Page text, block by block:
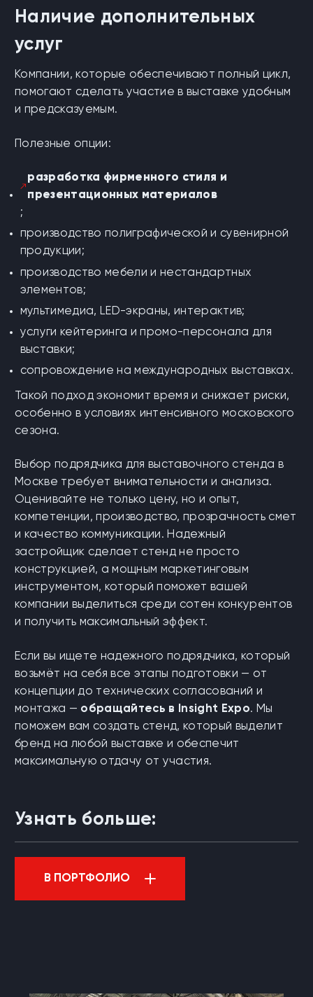
Наличие дополнительных
услуг
Компании, которые обеспечивают полный цикл,
помогают сделать участие в выставке удобным
и предсказуемым.
Полезные опции:
разработка фирменного стиля и
презентационных материалов
;
производство полиграфической и сувенирной
продукции;
производство мебели и нестандартных
элементов;
мультимедиа, LED-экраны, интерактив;
услуги кейтеринга ипромо-персонала для
выставки;
сопровождение на международных выставках.
Такой подход экономит время и снижает риски,
особенно в условиях интенсивного московского
сезона.
Выбор подрядчика для выставочного стенда в
Москве требует внимательности и анализа.
Оценивайте не только цену, но и опыт,
компетенции, производство, прозрачность смет
и качество коммуникации. Надежный
застройщик сделает стенд не просто
конструкцией, а мощным маркетинговым
инструментом, который поможет вашей
компании выделиться среди сотен конкурентов
и получить максимальный эффект.
Если вы ищете надежного подрядчика, который
возьмёт на себя все этапы подготовки — от
концепции до технических согласований и
монтажа — обращайтесь в Insight Expo. Мы
поможем вам создать стенд, который выделит
бренд на любой выставке и обеспечит
максимальную отдачу от участия.
Узнать больше:
В ПОРТФОЛИО